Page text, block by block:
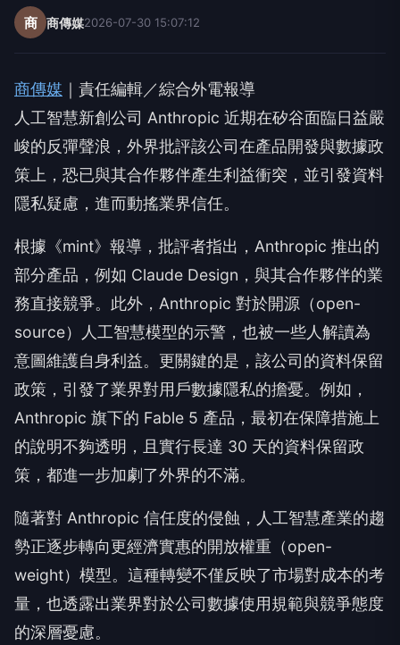
商 商傳媒2026-07-30 15:07:12
商傳媒 ｜責任編輯／綜合外電報導
人工智慧新創公司 Anthropic 近期在矽谷面臨日益嚴
峻的反彈聲浪，外界批評該公司在產品開發與數據政
策上，恐已與其合作夥伴產生利益衝突，並引發資料
隱私疑慮，進而動搖業界信任。
根據《mint》報導，批評者指出，Anthropic 推出的
部分產品，例如 Claude Design，與其合作夥伴的業
務直接競爭。此外，Anthropic 對於開源（open-
source）人工智慧模型的示警，也被一些人解讀為
意圖維護自身利益。更關鍵的是，該公司的資料保留
政策，引發了業界對用戶數據隱私的擔憂。例如，
Anthropic 旗下的 Fable 5 產品，最初在保障措施上
的說明不夠透明，且實行長達 30 天的資料保留政
策，都進一步加劇了外界的不滿。
隨著對 Anthropic 信任度的侵蝕，人工智慧產業的趨
勢正逐步轉向更經濟實惠的開放權重（open-
weight）模型。這種轉變不僅反映了市場對成本的考
量，也透露出業界對於公司數據使用規範與競爭態度
的深層憂慮。